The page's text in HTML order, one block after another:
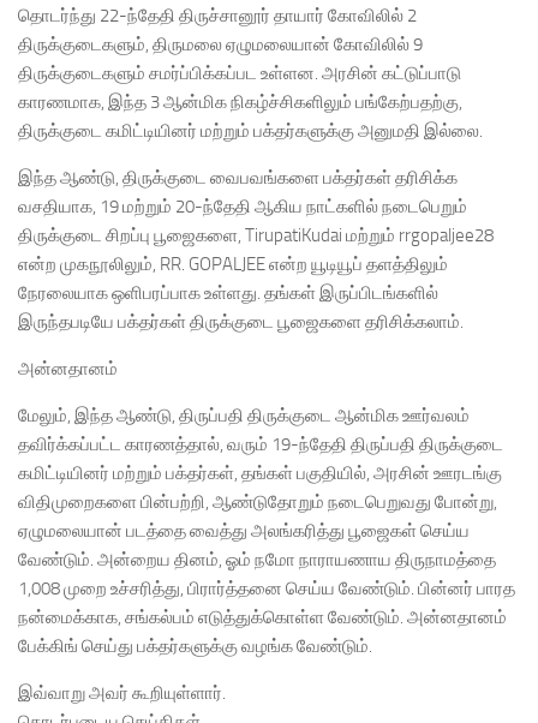
தொடர்ந்து 22-ந்தேதி திருச்சானூர் தாயார் கோவிலில் 2
திருக்குடைகளும், திருமலை ஏழுமலையான் கோவிலில் 9
திருக்குடைகளும் சமர்ப்பிக்கப்பட உள்ளன. அரசின் கட்டுப்பாடு
காரணமாக, இந்த 3 ஆன்மிக நிகழ்ச்சிகளிலும் பங்கேற்பதற்கு,
திருக்குடை கமிட்டியினர் மற்றும் பக்தர்களுக்கு அனுமதி இல்லை.
இந்த ஆண்டு, திருக்குடை வைபவங்களை பக்தர்கள் தரிசிக்க
வசதியாக, 19 மற்றும் 20-ந்தேதி ஆகிய நாட்களில் நடைபெறும்
திருக்குடை சிறப்பு பூஜைகளை, TirupatiKudai மற்றும் rrgopaljee28
என்ற முகநூலிலும், RR. GOPALJEE என்ற யூடியூப் தளத்திலும்
நேரலையாக ஒளிபரப்பாக உள்ளது. தங்கள் இருப்பிடங்களில்
இருந்தபடியே பக்தர்கள் திருக்குடை பூஜைகளை தரிசிக்கலாம்.
அன்னதானம்
மேலும், இந்த ஆண்டு, திருப்பதி திருக்குடை ஆன்மிக ஊர்வலம்
தவிர்க்கப்பட்ட காரணத்தால், வரும் 19-ந்தேதி திருப்பதி திருக்குடை
கமிட்டியினர் மற்றும் பக்தர்கள், தங்கள் பகுதியில், அரசின் ஊரடங்கு
விதிமுறைகளை பின்பற்றி, ஆண்டுதோறும் நடைபெறுவது போன்று,
ஏழுமலையான் படத்தை வைத்து அலங்கரித்து பூஜைகள் செய்ய
வேண்டும். அன்றைய தினம், ஓம் நமோ நாராயணாய திருநாமத்தை
1,008 முறை உச்சரித்து, பிரார்த்தனை செய்ய வேண்டும். பின்னர் பாரத
நன்மைக்காக, சங்கல்பம் எடுத்துக்கொள்ள வேண்டும். அன்னதானம்
பேக்கிங் செய்து பக்தர்களுக்கு வழங்க வேண்டும்.
இவ்வாறு அவர் கூறியுள்ளார்.